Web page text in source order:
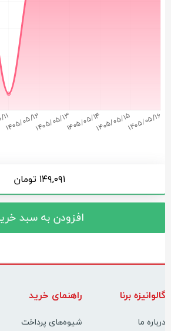
۱۴۹,۰۹۱ تومان
افزودن به سبد خرید
برنا
ما
راهنمای خرید
شیوه‌های پرداخت